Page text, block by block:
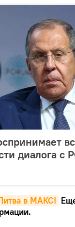
диалога с
в MAКС!